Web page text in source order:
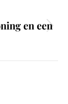
en een